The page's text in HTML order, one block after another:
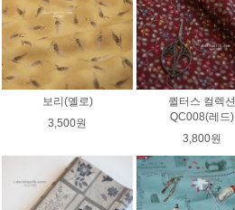
보리(옐로)
3,500원
퀼터스 컬렉션
QC008(레드)
3,800원